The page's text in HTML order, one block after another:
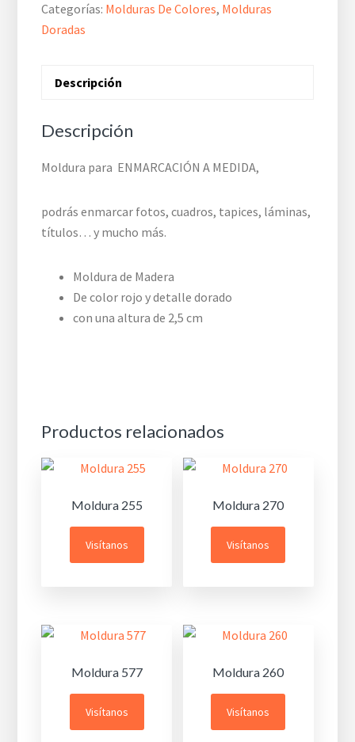
Categorías: Molduras De Colores, Molduras
Doradas
Descripción
Descripción
Moldura para ENMARCACIÓN A MEDIDA,
podrás enmarcar fotos, cuadros, tapices, láminas,
títulos… y mucho más.
Moldura de Madera
De color rojo y detalle dorado
con una altura de 2,5 cm
Productos relacionados
Moldura 255
Visítanos
Moldura 270
Visítanos
Moldura 577
Visítanos
Moldura 260
Visítanos